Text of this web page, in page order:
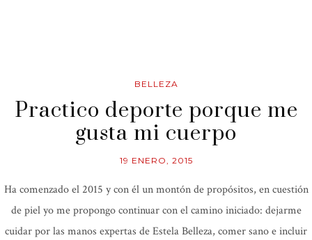
BELLEZA
Practico deporte porque me
gusta mi cuerpo
19 ENERO, 2015
Ha comenzado el 2015 y con él un montón de propósitos, en cuestión
de piel yo me propongo continuar con el camino iniciado: dejarme
cuidar por las manos expertas de Estela Belleza, comer sano e incluir